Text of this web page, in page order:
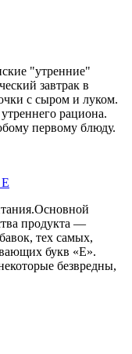
"утренние"
завтрак в
с сыром и луком.
рациона.
первому блюду.
продукта —
тех самых,
букв «Е».
безвредны,